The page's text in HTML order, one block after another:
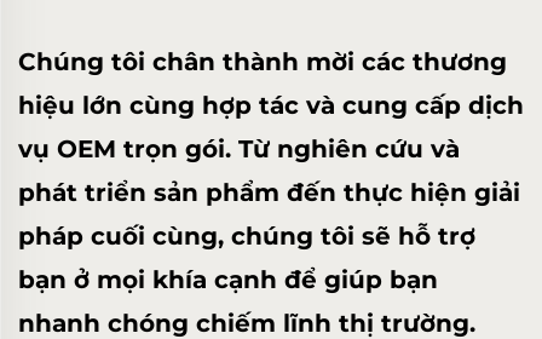
Chúng tôi chân thành mời các thương
hiệu lớn cùng hợp tác và cung cấp dịch
vụ OEM trọn gói. Từ nghiên cứu và
phát triển sản phẩm đến thực hiện giải
pháp cuối cùng, chúng tôi sẽ hỗ trợ
bạn ở mọi khía cạnh để giúp bạn
nhanh chóng chiếm lĩnh thị trường.